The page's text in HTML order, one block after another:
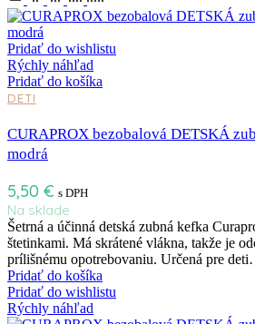
Pridať do wishlistu
Rýchly náhľad
Pridať do košíka
DETI
CURAPROX bezobalová DETSKÁ
modrá
5,50 € s DPH
Na sklade
Šetrná a účinná detská zubná kefka
štetinkami. Má skrátené vlákna, takže je
prílišnému opotrebovaniu. Určená pre
Pridať do košíka
Pridať do wishlistu
Rýchly náhľad